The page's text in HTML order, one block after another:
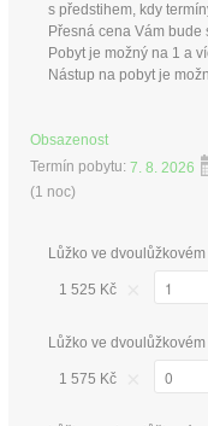
s předstihem, kdy
Přesná cena Vám
Pobyt je možný na 1 a
Nástup na pobyt je
Obsazenost
Termín pobytu: 7. 8. 2026
(1 noc)
Lůžko ve
1 525 Kč
Lůžko ve
1 575 Kč